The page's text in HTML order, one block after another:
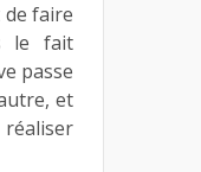
de faire
le fait
passe
et